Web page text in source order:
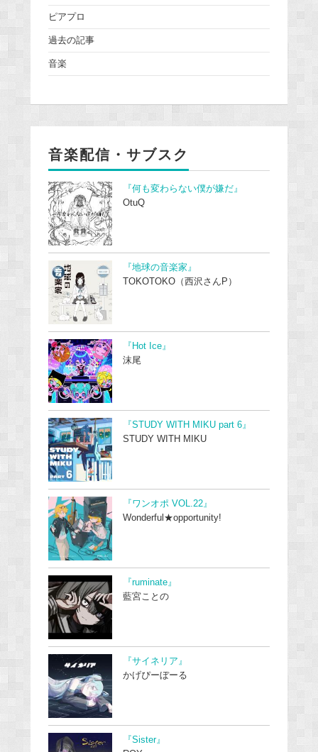
ピアプロ
過去の記事
音楽
音楽配信・サブスク
『何も変わらない僕が嫌だ』
OtuQ
『地球の音楽家』
TOKOTOKO（西沢さんP）
『Hot Ice』
沫尾
『STUDY WITH MIKU part 6』
STUDY WITH MIKU
『ワンオポ VOL.22』
Wonderful★opportunity!
『ruminate』
藍宮ことの
『サイネリア』
かげぴーぼーる
『Sister』